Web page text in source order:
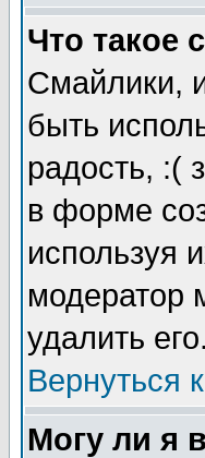
Что такое
Смайлики,
быть
радость, :(
в форме
используя
модератор
удалить его.
Вернуться
Могу ли я